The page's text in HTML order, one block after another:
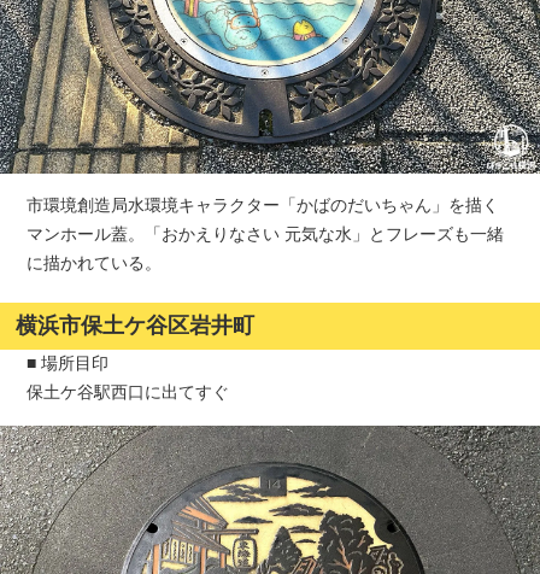
市環境創造局水環境キャラクター「かばのだいちゃん」を描く
マンホール蓋。「おかえりなさい 元気な水」とフレーズも一緒
に描かれている。
横浜市保土ケ谷区岩井町
■ 場所目印
保土ケ谷駅西口に出てすぐ